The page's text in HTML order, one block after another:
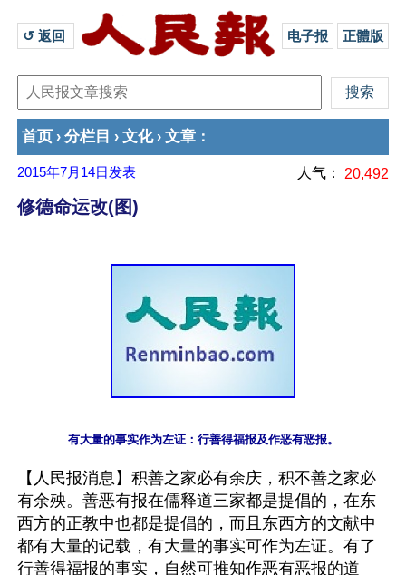
↺ 返回 电子报 正體版
首页 › 分栏目 › 文化› 文章 ：
2015年7月14日 发表 人气： 20,492
修德命运改(图)
【人民报消息】积善之家必有余庆，积不善之家必
有余殃。善恶有报在儒释道三家都是提倡的，在东
西方的正教中也都是提倡的，而且东西方的文献中
都有大量的记载，有大量的事实可作为左证。有了
行善得福报的事实，自然可推知作恶有恶报的道